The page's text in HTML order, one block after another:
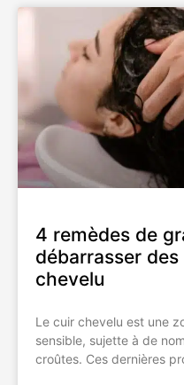
4 remèdes de
débarrasser
chevelu
Le cuir chevelu est une
sensible, sujette à de
croûtes. Ces dernières